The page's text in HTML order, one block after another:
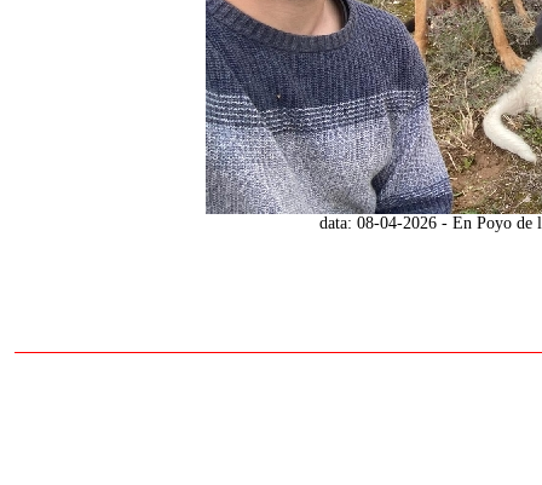
data: 08-04-2026 - En Poyo de